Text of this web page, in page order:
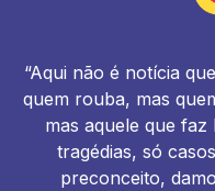
“Aqui não é notícia
quem rouba, mas
mas aquele que
tragédias, só
preconceito,